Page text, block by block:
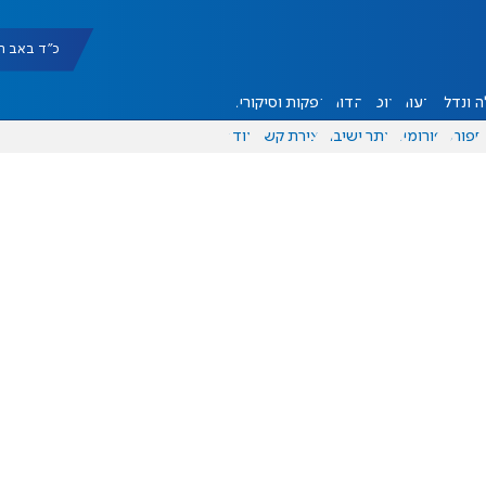
כ"ד באב תשפ"ו
ונדל"ן דעות אוכל יהדות הפקות וסיקורים
ספורט פורומים אתר ישיבה יצירת קשר עוד